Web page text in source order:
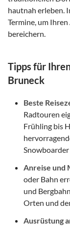
hautnah erleben.
Termine, um
bereichern.
Tipps für
Bruneck
Beste
Radtouren
Frühling bis
Anreise und
oder Bahn
und
Orten und
Ausrüstung